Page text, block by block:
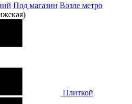
Под магазин Возле метро
Плиткой